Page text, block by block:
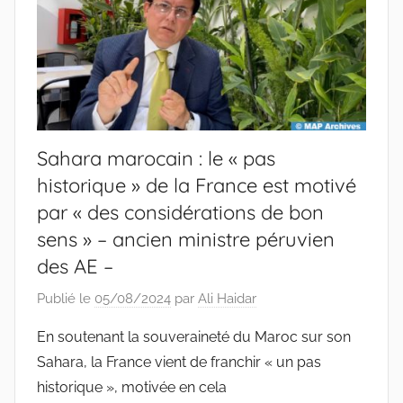
Sahara marocain : le « pas
historique » de la France est motivé
par « des considérations de bon
sens » – ancien ministre péruvien
des AE –
Publié le 05/08/2024 par Ali Haidar
En soutenant la souveraineté du Maroc sur son
Sahara, la France vient de franchir « un pas
historique », motivée en cela